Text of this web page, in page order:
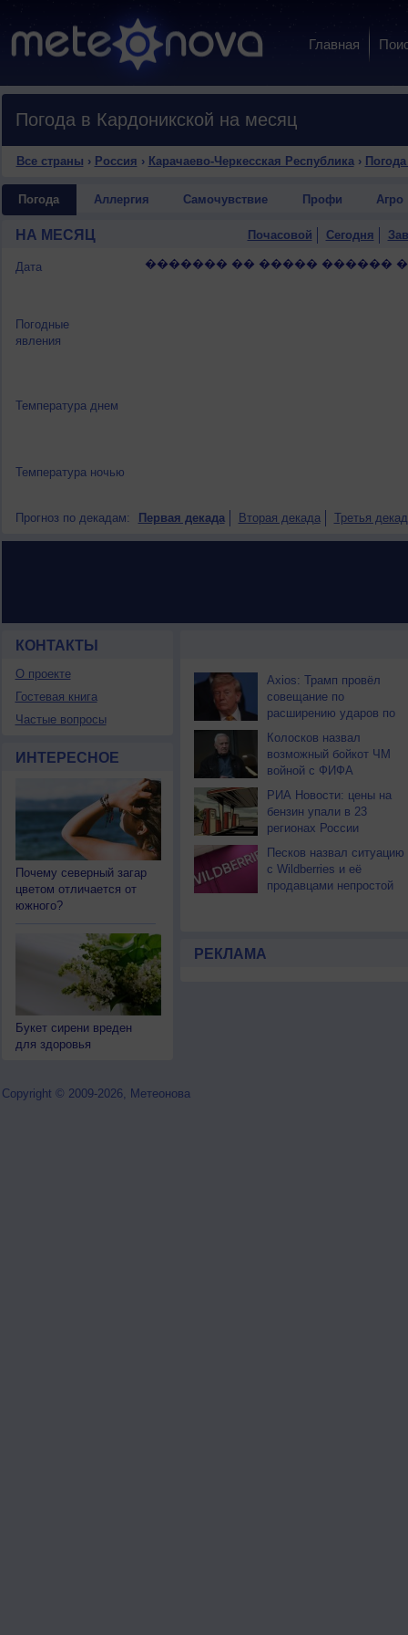
Главная
Погода в Кардоникской на месяц
Все страны › Россия › Карачаево-Черкесская Республика›
Погода Аллергия Самочувствие Профи Агро
НА МЕСЯЦ Почасовой Сегодня
Дата
Погодные
явления
Температура днем
Температура ночью
������� �� ����� ������
Прогноз по декадам: Первая декада Вторая декада Третья
КОНТАКТЫ
О проекте
Гостевая книга
Частые вопросы
ИНТЕРЕСНОЕ
Почему северный загар
цветом отличается от
южного?
Букет сирени вреден
для здоровья
НОВОСТИ ПАРТНЕРОВ
Axios: Трамп провёл
совещание по
расширению ударов по
Ирану
Колосков назвал
возможный бойкот ЧМ
войной с ФИФА
РИА Новости: цены на
бензин упали в 23
регионах России
Песков назвал ситуацию
с Wildberries и её
продавцами непростой
РЕКЛАМА
Copyright © 2009-2026, Метеонова